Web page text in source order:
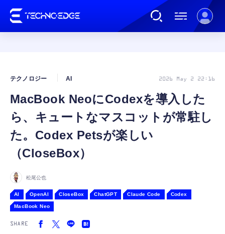
AI
ガジェット
カルチャー
公式ストア
MacBook NeoにCodexを導入した
ら、キュートなマスコットが常駐し
た。Codex Petsが楽しい
（CloseBox）
テクノロジー AI 2026 May 2 22:16
松尾公也
AI OpenAI CloseBox ChatGPT Claude Code Codex
MacBook Neo
SHARE